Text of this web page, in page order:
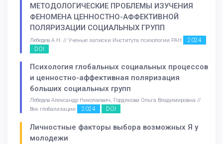
МЕТОДОЛОГИЧЕСКИЕ ПРОБЛЕМЫ ИЗУЧЕНИЯ
ФЕНОМЕНА ЦЕННОСТНО-АФФЕКТИВНОЙ
ПОЛЯРИЗАЦИИ СОЦИАЛЬНЫХ ГРУПП
Лебедев А.Н. // Ученые записки Института психологии РАН
2024
DOI
Психология глобальных социальных процессов
и ценностно-аффективная поляризация
больших социальных групп
Лебедев Александр Николаевич, Гордякова Ольга Владимировна //
Век глобализации
2024 DOI
Личностные факторы выбора возможных Я у
молодежи